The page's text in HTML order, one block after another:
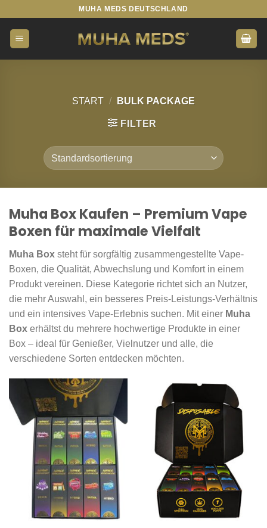
springen
MUHA MEDS DEUTSCHLAND
START / BULK PACKAGE
FILTER
Muha Box Kaufen – Premium Vape
Boxen für maximale Vielfalt
Muha Box steht für sorgfältig zusammengestellte Vape-
Boxen, die Qualität, Abwechslung und Komfort in einem
Produkt vereinen. Diese Kategorie richtet sich an Nutzer,
die mehr Auswahl, ein besseres Preis-Leistungs-Verhältnis
und ein intensives Vape-Erlebnis suchen. Mit einer Muha
Box erhältst du mehrere hochwertige Produkte in einer
Box – ideal für Genießer, Vielnutzer und alle, die
verschiedene Sorten entdecken möchten.